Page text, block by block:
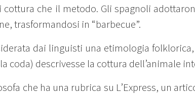
cottura che il metodo. Gli spagnoli
trasformandosi in “barbecue”.
dai linguisti una etimologia folklorica,
coda) descrivesse la cottura dell’animale
che ha una rubrica su L’Express, un